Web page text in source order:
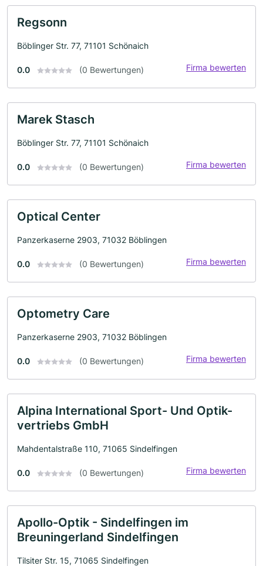
Regsonn
Böblinger Str. 77, 71101 Schönaich
0.0 (0 Bewertungen) Firma bewerten
Marek Stasch
Böblinger Str. 77, 71101 Schönaich
0.0 (0 Bewertungen) Firma bewerten
Optical Center
Panzerkaserne 2903, 71032 Böblingen
0.0 (0 Bewertungen) Firma bewerten
Optometry Care
Panzerkaserne 2903, 71032 Böblingen
0.0 (0 Bewertungen) Firma bewerten
Alpina International Sport- Und Optik-
vertriebs GmbH
Mahdentalstraße 110, 71065 Sindelfingen
0.0 (0 Bewertungen) Firma bewerten
Apollo-Optik - Sindelfingen im
Breuningerland Sindelfingen
Tilsiter Str. 15, 71065 Sindelfingen